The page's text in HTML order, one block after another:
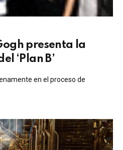
presenta la
‘Plan B’
en el proceso de